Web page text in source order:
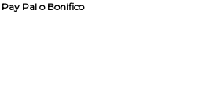
Pal o Bonifico